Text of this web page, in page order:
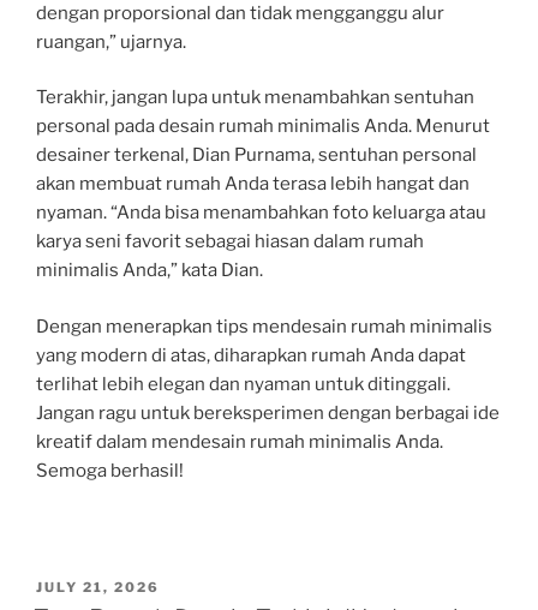
dengan proporsional dan tidak mengganggu alur
ruangan,” ujarnya.
Terakhir, jangan lupa untuk menambahkan sentuhan
personal pada desain rumah minimalis Anda. Menurut
desainer terkenal, Dian Purnama, sentuhan personal
akan membuat rumah Anda terasa lebih hangat dan
nyaman. “Anda bisa menambahkan foto keluarga atau
karya seni favorit sebagai hiasan dalam rumah
minimalis Anda,” kata Dian.
Dengan menerapkan tips mendesain rumah minimalis
yang modern di atas, diharapkan rumah Anda dapat
terlihat lebih elegan dan nyaman untuk ditinggali.
Jangan ragu untuk bereksperimen dengan berbagai ide
kreatif dalam mendesain rumah minimalis Anda.
Semoga berhasil!
POSTED
JULY 21, 2026